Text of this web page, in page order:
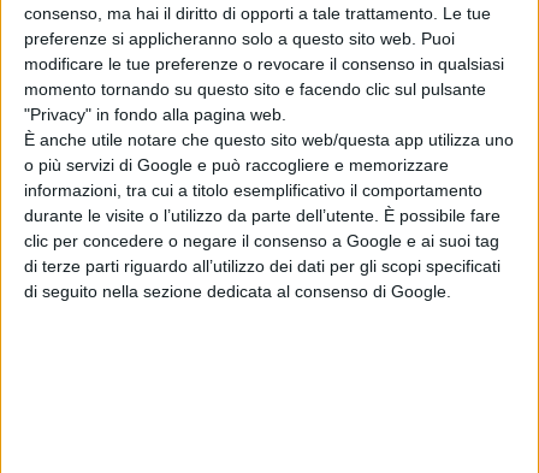
consenso, ma hai il diritto di opporti a tale trattamento. Le tue
preferenze si applicheranno solo a questo sito web. Puoi
modificare le tue preferenze o revocare il consenso in qualsiasi
momento tornando su questo sito e facendo clic sul pulsante
"Privacy" in fondo alla pagina web.
È anche utile notare che questo sito web/questa app utilizza uno
o più servizi di Google e può raccogliere e memorizzare
informazioni, tra cui a titolo esemplificativo il comportamento
durante le visite o l’utilizzo da parte dell’utente. È possibile fare
clic per concedere o negare il consenso a Google e ai suoi tag
di terze parti riguardo all’utilizzo dei dati per gli scopi specificati
di seguito nella sezione dedicata al consenso di Google.
Data di uscita: 21 aprile 2026
Genere: Drammatico
Regia: Emanuela Rossi
Attori: Carol Duarte, Edoardo Pesce, Tommaso Zoppi,
Antonio Gerardi, Giordano De Plano, Roberta Mattei
Eva, il film diretto da Emanuela Rossi, vede
protagonista della storia Eva (Carol Duarte), una donna
enigmatica che vive isolata nei boschi dell’Umbria.